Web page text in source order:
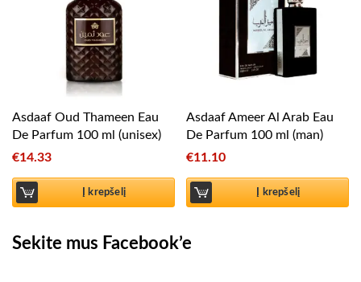
Asdaaf Oud Thameen Eau
De Parfum 100 ml (unisex)
€14.33
Į krepšelį
Asdaaf Ameer Al Arab Eau
De Parfum 100 ml (man)
€11.10
Į krepšelį
Sekite mus Facebook’e